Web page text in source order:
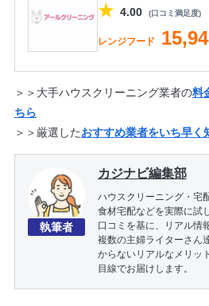
★ 4.00 (口コミ満足度)
レンジフード
＞＞大手ハウスクリーニング業者の料
ちら
＞＞厳選したおすすめ業者をいち早く
執筆者
カジナビ編集部
ハウスクリーニング・宅
食材宅配などを実際に試
口コミを基に、リアル情
複数の主婦ライターさん
からないリアルなメリッ
目線でお届けします。